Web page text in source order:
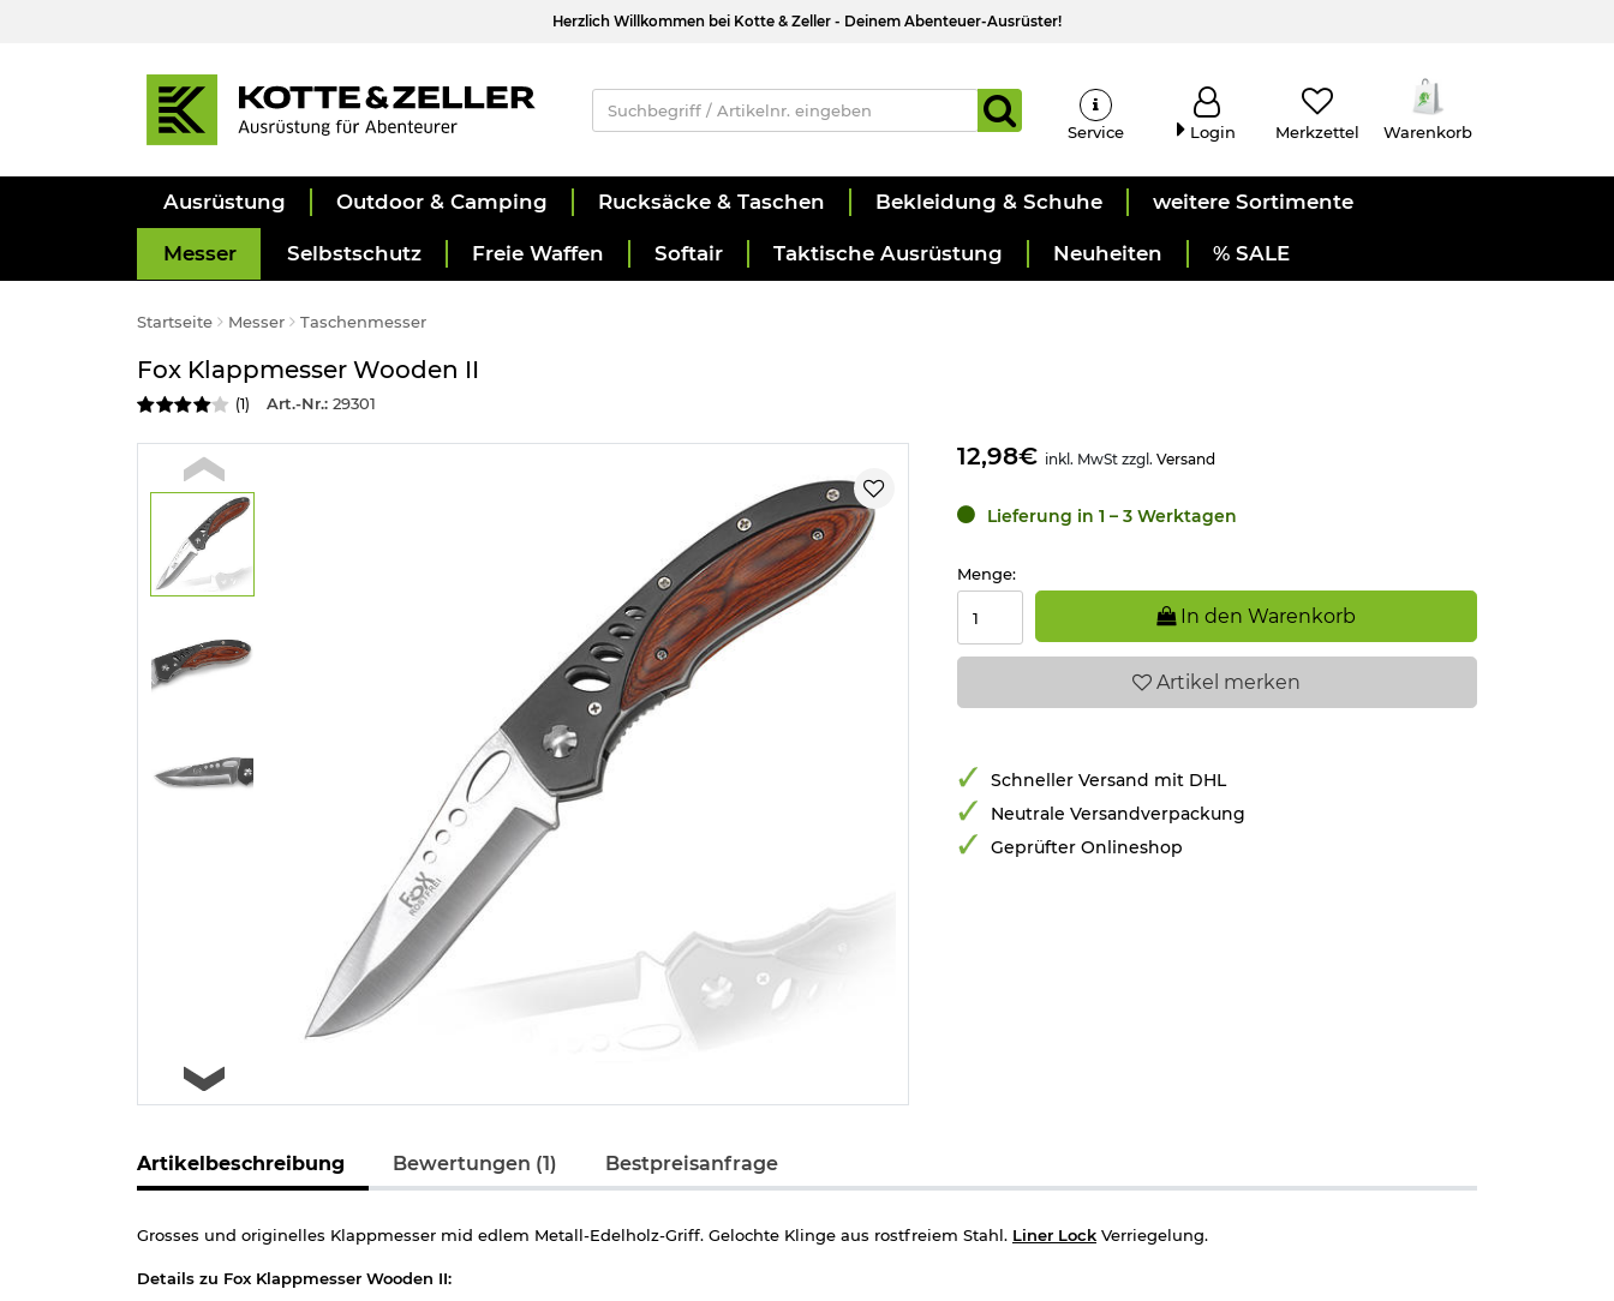
Herzlich Willkommen bei Kotte & Zeller - Deinem Abenteuer-Ausrüster!
Service Login Merkzettel Warenkorb
Ausrüstung Outdoor & Camping Rucksäcke & Taschen Bekleidung & Schuhe weitere Sortimente
Messer Selbstschutz Freie Waffen Softair Taktische Ausrüstung Neuheiten % SALE
Startseite Messer Taschenmesser
Fox Klappmesser Wooden II
(1 ) Art.-Nr.:29301
12,98€ inkl. MwSt zzgl. Versand
Lieferung in 1 – 3 Werktagen
Menge:
In den Warenkorb
Artikel merken
Schneller Versand mit DHL
Neutrale Versandverpackung
Geprüfter Onlineshop
Artikelbeschreibung Bewertungen (1) Bestpreisanfrage
Grosses und originelles Klappmesser mid edlem Metall-Edelholz-Griff. Gelochte Klinge aus rostfreiem Stahl. Liner Lock Verriegelung.
Details zu Fox Klappmesser Wooden II: